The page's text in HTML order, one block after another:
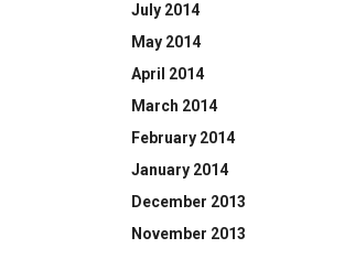
July 2014
May 2014
April 2014
March 2014
February 2014
January 2014
December 2013
November 2013